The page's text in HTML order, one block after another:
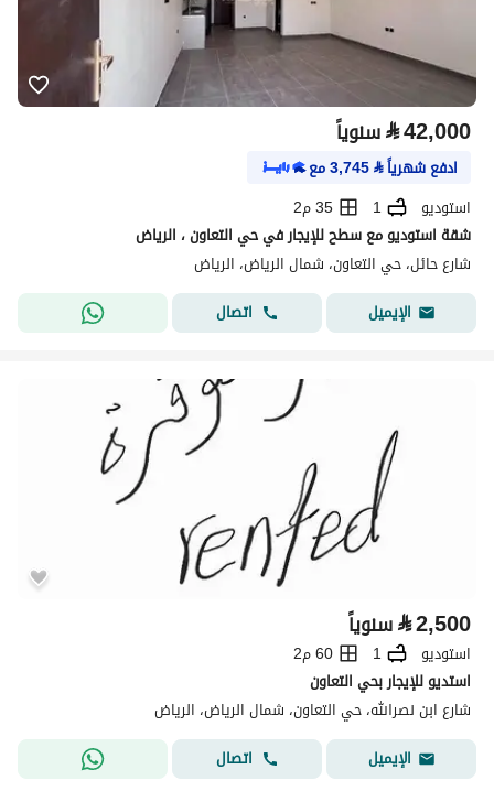
⃁42,000 سنوياً
ادفع شهرياً⃁
3,745مع
استوديو
1
35 م2
شقة استوديو مع سطح للإيجار في حي التعاون ، الرياض
شارع حائل، حي التعاون، شمال الرياض، الرياض
الإيميل
اتصال
⃁2,500 سنوياً
استوديو 1
60 م2
استديو للإيجار بحي التعاون
شارع ابن نصرالله، حي التعاون، شمال الرياض، الرياض
الإيميل
اتصال